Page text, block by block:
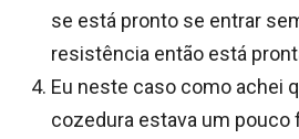
se está pronto se entrar
resistência então está
Eu neste caso como achei
cozedura estava um pouco